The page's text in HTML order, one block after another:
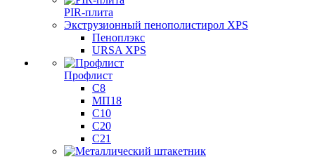
PIR-плита
Экструзионный пенополистирол XPS
Пеноплэкс
URSA XPS
Профлист
С8
МП18
С10
С20
С21